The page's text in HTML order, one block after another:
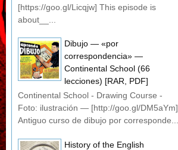
[https://goo.gl/Licqjw] This episode is
about__...
Dibujo — «por
correspondencia» —
Continental School (66
lecciones) [RAR, PDF]
Continental School - Drawing Course -
Foto: ilustración — [http://goo.gl/DM5aYm]
Antiguo curso de dibujo por corresponde...
History of the English